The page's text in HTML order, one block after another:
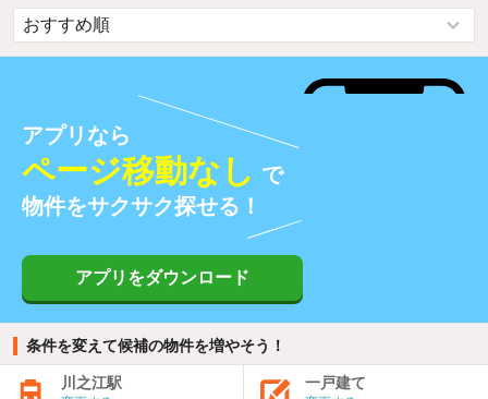
アプリなら
ページ移動なし で
物件をサクサク探せる！
アプリをダウンロード
条件を変えて候補の物件を増やそう！
川之江駅 一戸建て